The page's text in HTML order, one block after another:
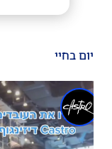
יום בחיי